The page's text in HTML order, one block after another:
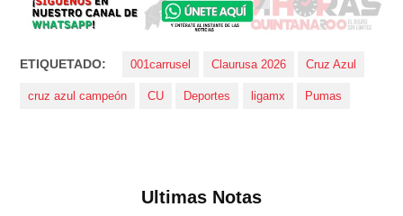
ETIQUETADO: 001carrusel Claurusa 2026 Cruz Azul
cruz azul campeón CU Deportes ligamx Pumas
Ultimas Notas